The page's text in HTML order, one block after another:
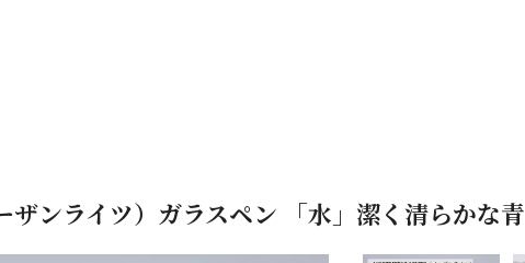
ンライツ）ガラスペン 「水」潔く清らかな青